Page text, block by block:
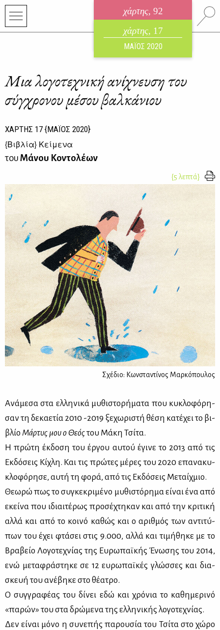
χάρτης, 92
ηλεκτρονικό περιοδικό
ΑΥΓΟΥΣΤΟΣ 2026
χάρτης, 17
ΜΑΪΟΣ 2020
Mια λογοτεχνική ανίχνευση του
σύγχρονου μέσου βαλκάνιου
ΧΑΡΤΗΣ 17 {ΜΑΪΟΣ 2020}
{Βιβλία} Κείμενα
τουΜάνου Κοντολέων
{5 λεπτά}
Σχέδιο: Κωνσταντίνος Μαρκόπουλος
Ανά­με­σα στα ελ­λη­νι­κά μυ­θι­στο­ρή­μα­τα που κυ­κλο­φό­ρη­
σαν τη δε­κα­ε­τία 2010 -2019 ξε­χω­ρι­στή θέ­ση κα­τέ­χει το βι­
βλίο Μάρ­τυς μου ο Θε­όςτου Μά­κη Τσί­τα.
Η πρώ­τη έκ­δο­ση του έρ­γου αυ­τού έγι­νε το 2013 από τις
Εκ­δό­σεις Κί­χλη. Και τις πρώ­τες μέ­ρες του 2020 επα­να­κυ­
κλο­φό­ρη­σε, αυ­τή τη φο­ρά, από τις Εκ­δό­σεις Με­ταίχ­μιο.
Θε­ω­ρώ πως το συ­γκε­κρι­μέ­νο μυ­θι­στό­ρη­μα εί­ναι ένα από
εκεί­να που ιδιαι­τέ­ρως προ­σέ­χτη­καν και από την κρι­τι­κή
αλ­λά και από το κοι­νό κα­θώς και ο αριθ­μός των αντι­τύ­
πων του έχει φτά­σει στις 9.000, αλ­λά και τι­μή­θη­κε με το
Βρα­βείο Λο­γο­τε­χνί­ας της Ευ­ρω­παϊ­κής Ένω­σης του 2014,
ενώ με­τα­φρά­στη­κε σε 12 ευ­ρω­παϊ­κές γλώσ­σες και δια­
σκευή του ανέ­βη­κε στο θέ­α­τρο.
Ο συγ­γρα­φέ­ας του δί­νει εδώ και χρό­νια το κα­θη­με­ρι­νό
«πα­ρών» του στα δρώ­με­να της ελ­λη­νι­κής λο­γο­τε­χνί­ας.
Δεν εί­ναι μό­νο η συ­νε­πής πα­ρου­σία του Τσί­τα στο χώ­ρο